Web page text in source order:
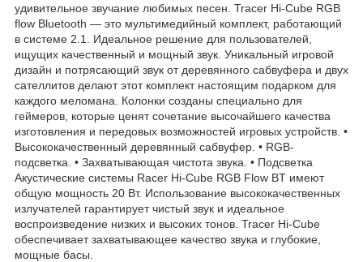
удивительное звучание любимых песен. Tracer Hi-Cube RGB
flow Bluetooth — это мультимедийный комплект, работающий
в системе 2.1. Идеальное решение для пользователей,
ищущих качественный и мощный звук. Уникальный игровой
дизайн и потрясающий звук от деревянного сабвуфера и двух
сателлитов делают этот комплект настоящим подарком для
каждого меломана. Колонки созданы специально для
геймеров, которые ценят сочетание высочайшего качества
изготовления и передовых возможностей игровых устройств. •
Высококачественный деревянный сабвуфер. • RGB-
подсветка. • Захватывающая чистота звука. • Подсветка
Акустические системы Racer Hi-Cube RGB Flow BT имеют
общую мощность 20 Вт. Использование высококачественных
излучателей гарантирует чистый звук и идеальное
воспроизведение низких и высоких тонов. Tracer Hi-Cube
обеспечивает захватывающее качество звука и глубокие,
мощные басы.